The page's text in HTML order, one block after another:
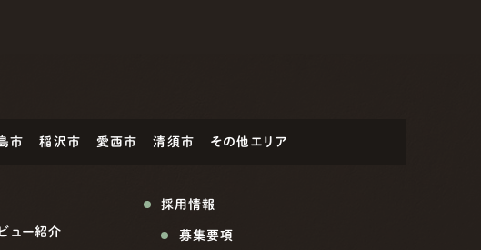
市 稲沢市 愛西市 清須市 その他エリア
ュー紹介
採用情報
募集要項